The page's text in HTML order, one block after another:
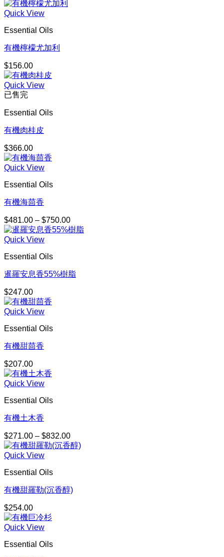
Quick View
Essential Oils
有機檸檬尤加利
$156.00
Quick View
已售完
Essential Oils
有機肉桂皮
$366.00
Quick View
Essential Oils
有機海茴香
$481.00 – $750.00價
格
到
$750.00
Quick View
Essential Oils
暹羅安息香55%樹脂
$247.00
Quick View
Essential Oils
有機甜茴香
$207.00
Quick View
Essential Oils
有機土木香
$271.00 – $832.00價
格
到
$832.00
Quick View
Essential Oils
有機甜羅勒(沉香醇)
$254.00
Quick View
Essential Oils